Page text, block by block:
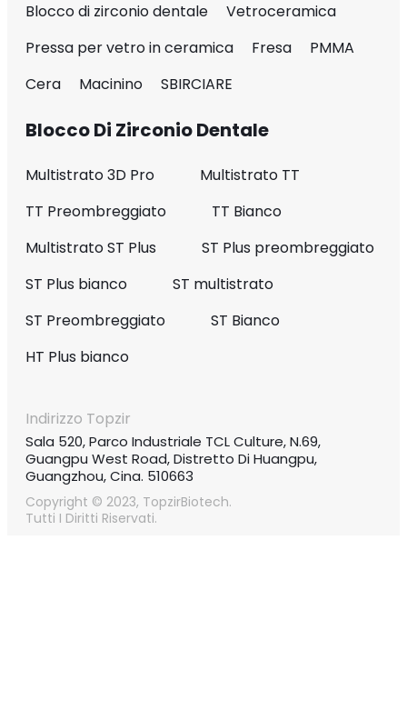
Blocco di zirconio dentale
Vetroceramica
Pressa per vetro in ceramica
Fresa
PMMA
Cera
Macinino SBIRCIARE
Blocco Di Zirconio Dentale
Multistrato 3D Pro
Multistrato TT
TT Preombreggiato
TT Bianco
Multistrato ST Plus
ST Plus preombreggiato
ST Plus bianco
ST multistrato
ST Preombreggiato
ST Bianco
HT Plus bianco
Copyright © 2023, TopzirBiotech.
Tutti I Diritti Riservati.
Indirizzo Topzir
Sala 520, Parco Industriale TCL Culture, N.69,
Guangpu West Road, Distretto Di Huangpu,
Guangzhou, Cina. 510663